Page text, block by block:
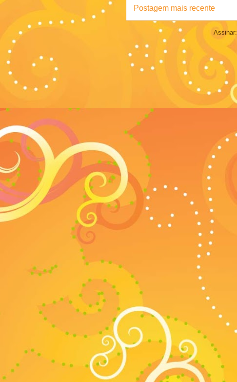
Postagem mais recente
Assinar: